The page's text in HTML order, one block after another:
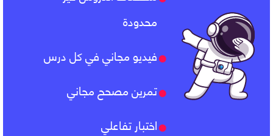
محدودة
فيديو مجاني في كل درس
تمرين مصحح مجاني
اختبار تفاعلي